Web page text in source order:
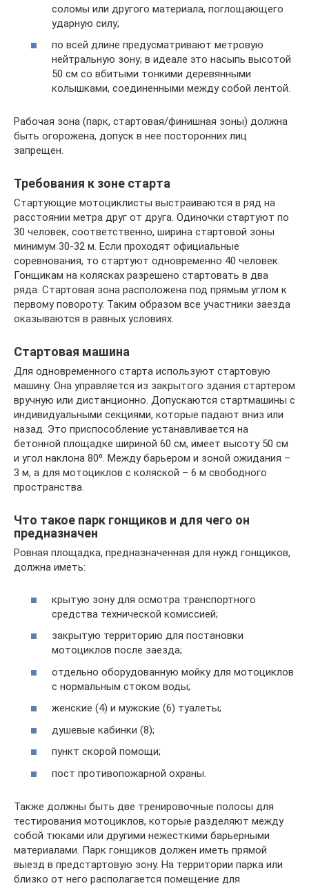
соломы или другого материала, поглощающего
ударную силу;
по всей длине предусматривают метровую
нейтральную зону; в идеале это насыпь высотой
50 см со вбитыми тонкими деревянными
колышками, соединенными между собой лентой.
Рабочая зона (парк, стартовая/финишная зоны) должна
быть огорожена, допуск в нее посторонних лиц
запрещен.
Требования к зоне старта
Стартующие мотоциклисты выстраиваются в ряд на
расстоянии метра друг от друга. Одиночки стартуют по
30 человек, соответственно, ширина стартовой зоны
минимум 30-32 м. Если проходят официальные
соревнования, то стартуют одновременно 40 человек.
Гонщикам на колясках разрешено стартовать в два
ряда. Стартовая зона расположена под прямым углом к
первому повороту. Таким образом все участники заезда
оказываются в равных условиях.
Стартовая машина
Для одновременного старта используют стартовую
машину. Она управляется из закрытого здания стартером
вручную или дистанционно. Допускаются стартмашины с
индивидуальными секциями, которые падают вниз или
назад. Это приспособление устанавливается на
бетонной площадке шириной 60 см, имеет высоту 50 см
и угол наклона 80⁰. Между барьером и зоной ожидания –
3 м, а для мотоциклов с коляской – 6 м свободного
пространства.
Что такое парк гонщиков и для чего он
предназначен
Ровная площадка, предназначенная для нужд гонщиков,
должна иметь:
крытую зону для осмотра транспортного
средства технической комиссией;
закрытую территорию для постановки
мотоциклов после заезда;
отдельно оборудованную мойку для мотоциклов
с нормальным стоком воды;
женские (4) и мужские (6) туалеты;
душевые кабинки (8);
пункт скорой помощи;
пост противопожарной охраны.
Также должны быть две тренировочные полосы для
тестирования мотоциклов, которые разделяют между
собой тюками или другими нежесткими барьерными
материалами. Парк гонщиков должен иметь прямой
выезд в предстартовую зону. На территории парка или
близко от него располагается помещение для